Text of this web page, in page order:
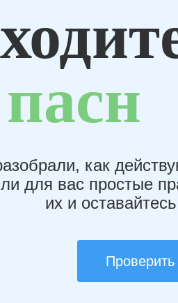
пасн
как
для вас простые
их и
Проверить